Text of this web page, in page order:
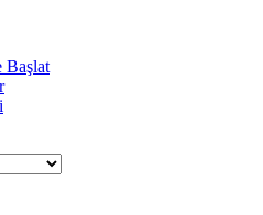
Başlat